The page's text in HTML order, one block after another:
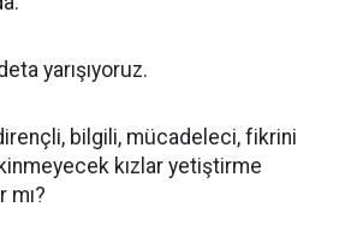
yarışıyoruz.
bilgili, mücadeleci, fikrini
kızlar yetiştirme
mı?